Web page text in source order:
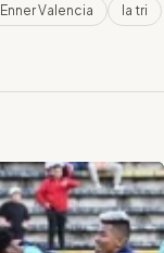
Enner Valencia
la tri